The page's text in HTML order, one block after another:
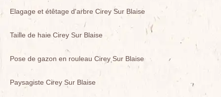
Elagage et étêtage d'arbre Cirey Sur Blaise
Taille de haie Cirey Sur Blaise
Pose de gazon en rouleau Cirey Sur Blaise
Paysagiste Cirey Sur Blaise